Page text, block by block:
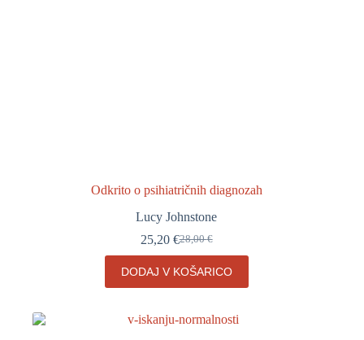
Odkrito o psihiatričnih diagnozah
Lucy Johnstone
28,00€
Izvirna
cena
je
bila:
25,20 €Trenutna
cena
je:
25,20 €.
DODAJ V KOŠARICO